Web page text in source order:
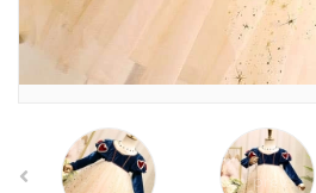
prev